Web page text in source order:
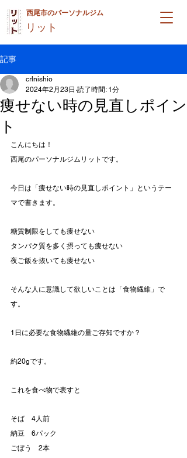
西尾市のパーソナルジム
リット
記事
痩せない時の見直しポイン
ト
crlnishio
2024年2月23日 読了時間: 1分
こんにちは！
西尾のパーソナルジムリットです。
今日は「痩せない時の見直しポイント」というテー
マで書きます。
糖質制限をしても痩せない
タンパク質を多く摂っても痩せない
夜ご飯を抜いても痩せない
そんな人に意識して欲しいことは「食物繊維」で
す。
1日に必要な食物繊維の量ご存知ですか？
約20gです。
これを食べ物で表すと
そば　4人前
納豆　6パック
ごぼう　2本